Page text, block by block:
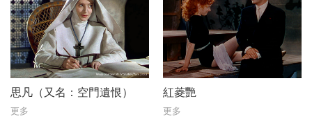
思凡（又名：空門遺恨）
更多
紅菱艷
更多